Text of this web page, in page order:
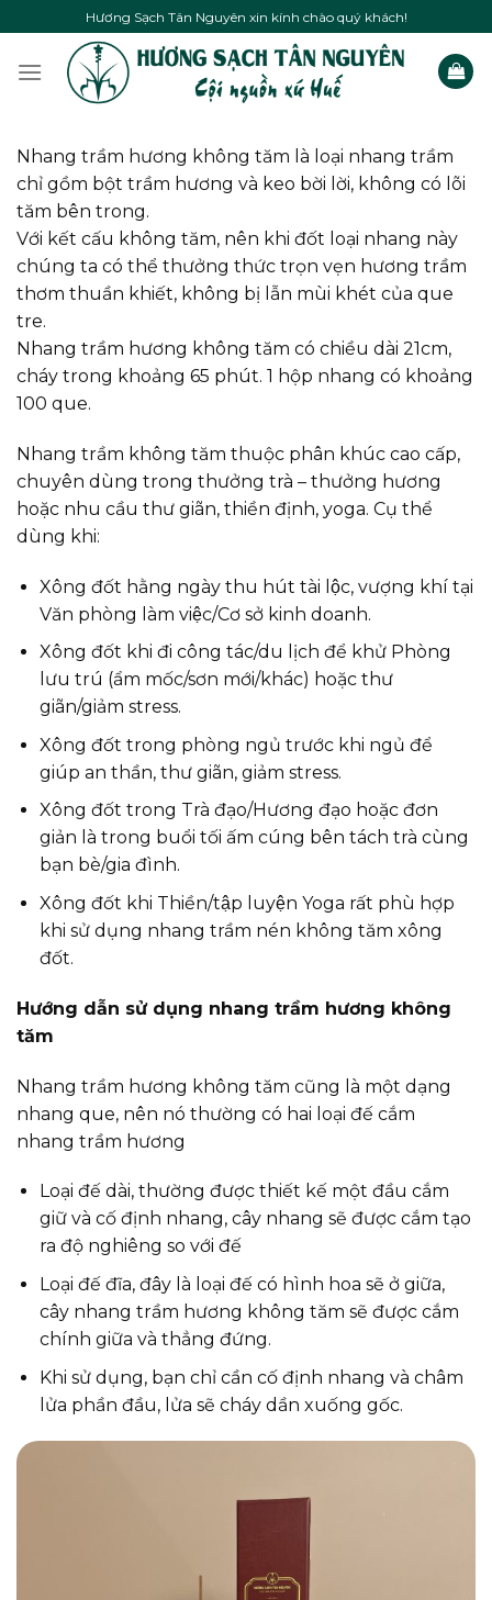
to
content
Hương Sạch Tân Nguyên xin kính chào quý khách!
Nhang trầm hương không tăm là loại nhang trầm
chỉ gồm bột trầm hương và keo bời lời, không có lõi
tăm bên trong.
Với kết cấu không tăm, nên khi đốt loại nhang này
chúng ta có thể thưởng thức trọn vẹn hương trầm
thơm thuần khiết, không bị lẫn mùi khét của que
tre.
Nhang trầm hương không tăm có chiều dài 21cm,
cháy trong khoảng 65 phút. 1 hộp nhang có khoảng
100 que.
Nhang trầm không tăm thuộc phân khúc cao cấp,
chuyên dùng trong thưởng trà – thưởng hương
hoặc nhu cầu thư giãn, thiền định, yoga. Cụ thể
dùng khi:
Xông đốt hằng ngày thu hút tài lộc, vượng khí tại
Văn phòng làm việc/Cơ sở kinh doanh.
Xông đốt khi đi công tác/du lịch để khử Phòng
lưu trú (ẩm mốc/sơn mới/khác) hoặc thư
giãn/giảm stress.
Xông đốt trong phòng ngủ trước khi ngủ để
giúp an thần, thư giãn, giảm stress.
Xông đốt trong Trà đạo/Hương đạo hoặc đơn
giản là trong buổi tối ấm cúng bên tách trà cùng
bạn bè/gia đình.
Xông đốt khi Thiền/tập luyện Yoga rất phù hợp
khi sử dụng nhang trầm nén không tăm xông
đốt.
Hướng dẫn sử dụng nhang trầm hương không
tăm
Nhang trầm hương không tăm cũng là một dạng
nhang que, nên nó thường có hai loại đế cắm
nhang trầm hương
Loại đế dài, thường được thiết kế một đầu cắm
giữ và cố định nhang, cây nhang sẽ được cắm tạo
ra độ nghiêng so với đế
Loại đế đĩa, đây là loại đế có hình hoa sẽ ở giữa,
cây nhang trầm hương không tăm sẽ được cắm
chính giữa và thẳng đứng.
Khi sử dụng, bạn chỉ cần cố định nhang và châm
lửa phần đầu, lửa sẽ cháy dần xuống gốc.